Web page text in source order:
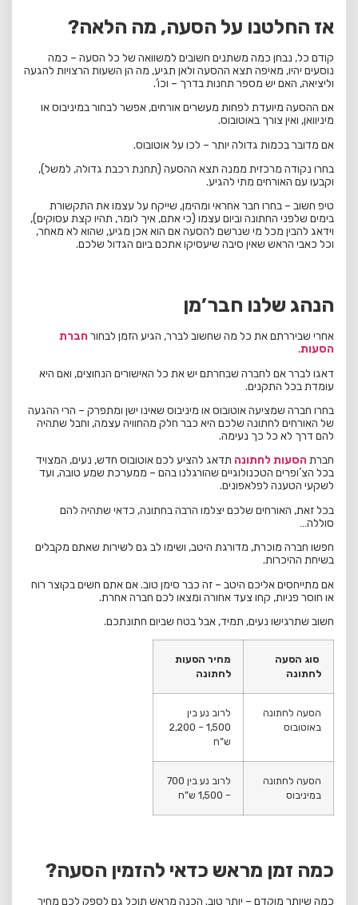
אז החלטנו על הסעה, מה הלאה?
קודם כל, נבחן כמה משתנים חשובים למשוואה של כל הסעה – כמה
נוסעים יהיו, מאיפה תצא ההסעה ולאן תגיע, מה הן השעות הרצויות להגעה
וליציאה, האם יש מספר תחנות בדרך – וכו’.
אם ההסעה מיועדת לפחות מעשרים אורחים, אפשר לבחור במיניבוס או
מיניוואן, ואין צורך באוטובוס.
אם מדובר בכמות גדולה יותר – לכו על אוטובוס.
בחרו נקודה מרכזית ממנה תצא ההסעה (תחנת רכבת גדולה, למשל),
וקבעו עם האורחים מתי להגיע.
טיפ חשוב – בחרו חבר אחראי ומהימן, שייקח על עצמו את התקשורת
בימים שלפני החתונה וביום עצמו (כי אתם, איך לומר, תהיו קצת עסוקים),
וידאג להבין מכל מי שנרשם להסעה אם הוא אכן מגיע, שהוא לא מאחר,
וכל כאבי הראש שאין סיבה שיעסיקו אתכם ביום הגדול שלכם.
הנהג שלנו חבר’מן
אחרי שביררתם את כל מה שחשוב לברר, הגיע הזמן לבחור חברת
הסעות.
דאגו לברר אם לחברה שבחרתם יש את כל האישורים הנחוצים, ואם היא
עומדת בכל התקנים.
בחרו חברה שמציעה אוטובוס או מיניבוס שאינו ישן ומתפרק – הרי ההגעה
של האורחים לחתונה שלכם היא כבר חלק מהחוויה עצמה, וחבל שתהיה
להם דרך לא כל כך נעימה.
חברת הסעות לחתונה תדאג להציע לכם אוטובוס חדש, נעים, המצויד
בכל הצ’ופרים הטכנולוגיים שהורגלנו בהם – ממערכת שמע טובה, ועד
לשקעי הטענה לפלאפונים.
בכל זאת, האורחים שלכם יצלמו הרבה בחתונה, כדאי שתהיה להם
סוללה…
חפשו חברה מוכרת, מדורגת היטב, ושימו לב גם לשירות שאתם מקבלים
בשיחת ההיכרות.
אם מתייחסים אליכם היטב – זה כבר סימן טוב. אם אתם חשים בקוצר רוח
או חוסר פניות, קחו צעד אחורה ומצאו לכם חברה אחרת.
חשוב שתרגישו נעים, תמיד, אבל בטח שביום חתונתכם.
סוג הסעה
לחתונה
מחיר הסעות
לחתונה
הסעה לחתונה
באוטובוס
לרוב נע בין
1,500 – 2,200
ש”ח
הסעה לחתונה
במיניבוס
לרוב נע בין 700
– 1,500 ש”ח
כמה זמן מראש כדאי להזמין הסעה?
כמה שיותר מוקדם – יותר טוב. הכנה מראש תוכל גם לספק לכם מחיר